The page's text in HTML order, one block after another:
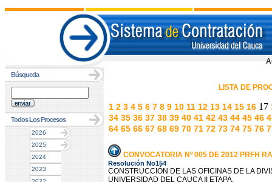
Búsqueda
Todos Los Procesos
2026
2025
2024
2023
LISTA DE
1 2 3 4 5 6 7 8 9 10 11 12 13 14 15 16 17
34 35 36 37 38 39 40 41 42 43 44 45 46
64 65 66 67 68 69 70 71 72 73 74 75 76
CONVOCATORIA Nº 005 DE 2012 PRFH
Resolución No154
CONSTRUCCIÓN DE LAS OFICINAS DE LA
UNIVERSIDAD DEL CAUCA II ETAPA.